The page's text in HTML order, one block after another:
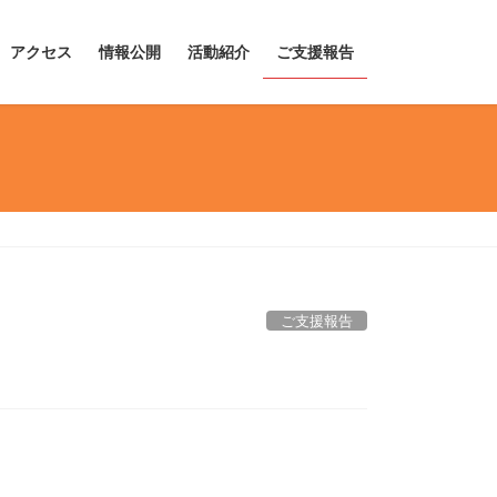
アクセス 情報公開 活動紹介 ご支援報告
ご支援報告